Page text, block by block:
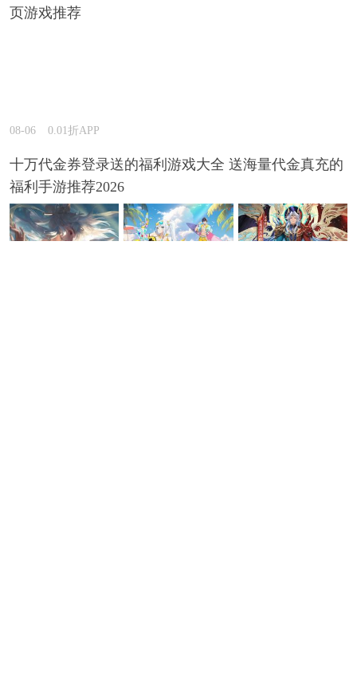
页游戏推荐
08-06 0.01折APP
十万代金券登录送的福利游戏大全 送海量代金真充的
福利手游推荐2026